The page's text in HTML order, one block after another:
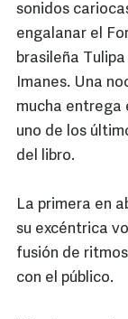
sonidos
engalanar el
brasileña
Imanes. Una
mucha entrega
uno de los
del libro.
La primera en
su excéntrica
fusión de
con el público.